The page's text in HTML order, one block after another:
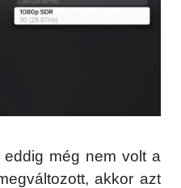
még nem volt a
akkor azt